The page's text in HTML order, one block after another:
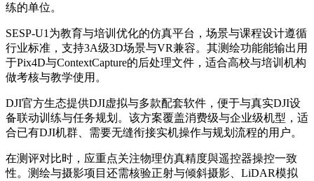
练的单位。
SESP-U1为教育与培训优化的仿真平台，场景与课程设计遵循
行业标准，支持3A级3D场景与VR兼容。其测绘功能能输出用
于Pix4D与ContextCapture的后处理文件，适合高校与培训机构
做考核与教学使用。
DJI官方生态提供DJI虚拟与多款配套软件，便于与真实DJI设
备联动训练与任务规划。该方案覆盖消费级与企业级机型，适
合已有DJI机群、需要无缝衔接实机操作与规划流程的用户。
在测评对比时，应重点关注物理仿真精度與遥控器操控一致
性。测绘与摄影项目还需核验正射与倾斜摄影、LiDAR模拟